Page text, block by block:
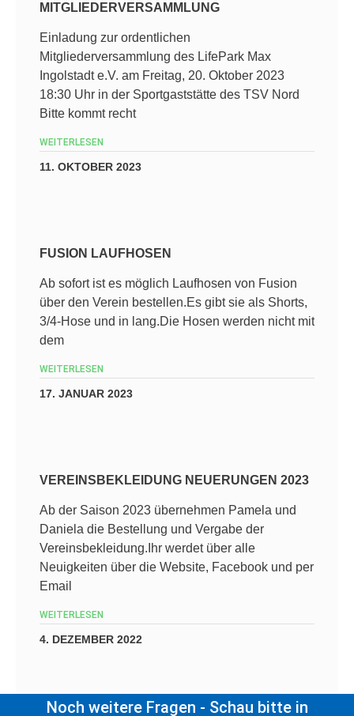
MITGLIEDERVERSAMMLUNG
Einladung zur ordentlichen
Mitgliederversammlung des LifePark Max
Ingolstadt e.V. am Freitag, 20. Oktober 2023
18:30 Uhr in der Sportgaststätte des TSV Nord
Bitte kommt recht
WEITERLESEN
11. OKTOBER 2023
FUSION LAUFHOSEN
Ab sofort ist es möglich Laufhosen von Fusion
über den Verein bestellen.Es gibt sie als Shorts,
3/4-Hose und in lang.Die Hosen werden nicht mit
dem
WEITERLESEN
17. JANUAR 2023
VEREINSBEKLEIDUNG NEUERUNGEN 2023
Ab der Saison 2023 übernehmen Pamela und
Daniela die Bestellung und Vergabe der
Vereinsbekleidung.Ihr werdet über alle
Neuigkeiten über die Website, Facebook und per
Email
WEITERLESEN
4. DEZEMBER 2022
Noch weitere Fragen - Schau bitte in